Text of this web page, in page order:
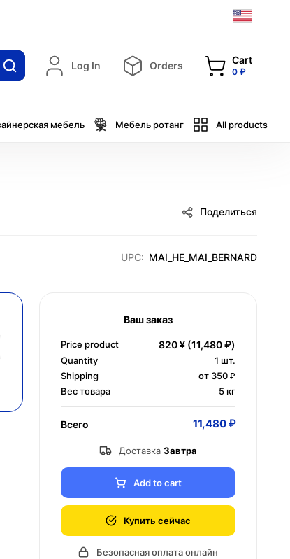
Log In Orders Cart
0 ₽
мебель Мебель ротанг All products
Поделиться
UPC: MAI_HE_MAI_BERNARD
Ваш заказ
Price product 820 ¥ (11,480 ₽)
Quantity 1 шт.
Shipping
от 350 ₽
Вес товара
5 кг
Всего 11,480 ₽
Доставка Завтра
Add to cart
Купить сейчас
Безопасная оплата онлайн